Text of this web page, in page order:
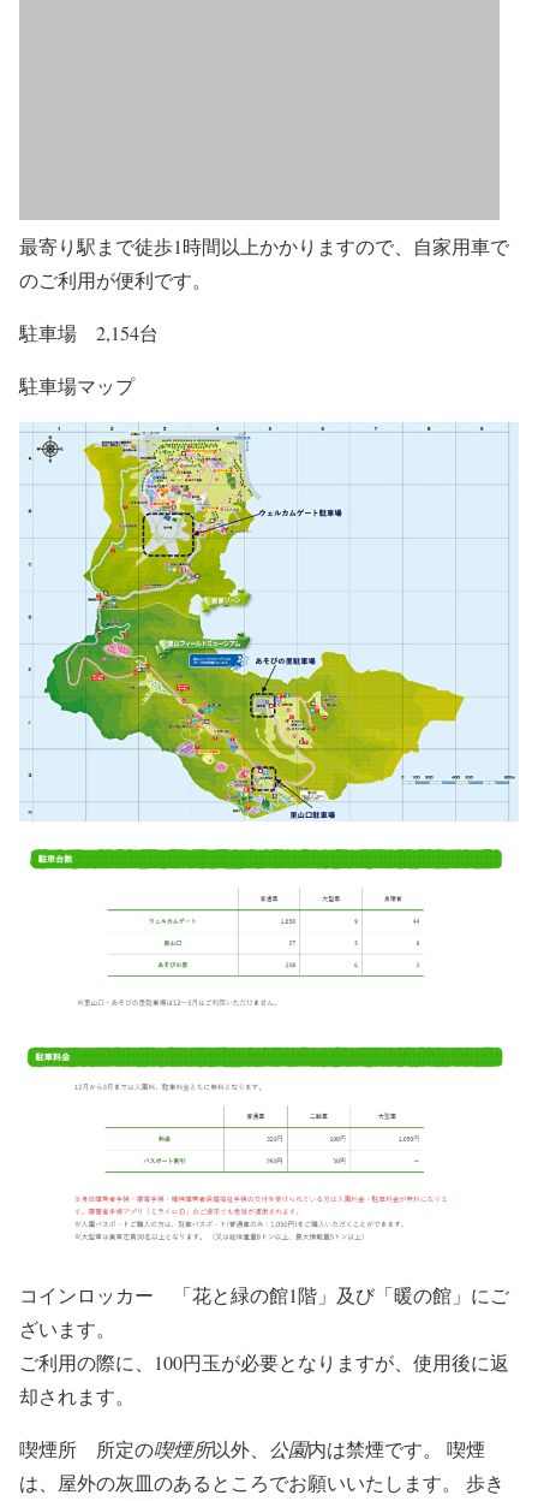
最寄り駅まで徒歩1時間以上かかりますので、自家用車で
のご利用が便利です。
駐車場 2,154台
駐車場マップ
コインロッカー 「花と緑の館1階」及び「暖の館」にご
ざいます。
ご利用の際に、100円玉が必要となりますが、使用後に返
却されます。
喫煙所 所定の喫煙所以外、 公園内は禁煙です。 喫煙
は、屋外の灰皿のあるところでお願いいたします。 歩き